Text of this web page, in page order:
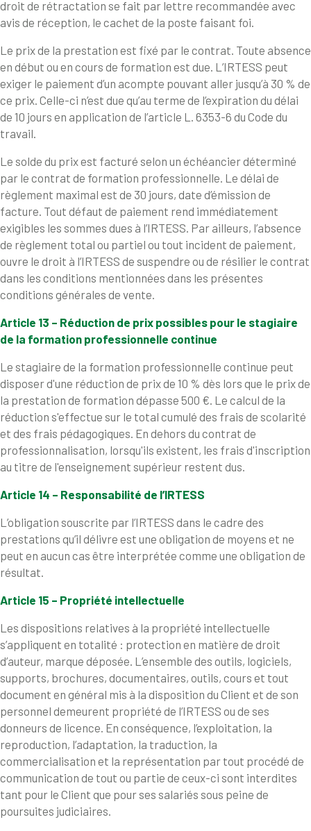
droit de rétractation se fait par lettre recommandée avec
avis de réception, le cachet de la poste faisant foi.
Le prix de la prestation est fixé par le contrat. Toute absence
en début ou en cours de formation est due. L’IRTESS peut
exiger le paiement d’un acompte pouvant aller jusqu’à 30 % de
ce prix. Celle-ci n’est due qu’au terme de l’expiration du délai
de 10 jours en application de l’article L. 6353-6 du Code du
travail.
Le solde du prix est facturé selon un échéancier déterminé
par le contrat de formation professionnelle. Le délai de
règlement maximal est de 30 jours, date d’émission de
facture. Tout défaut de paiement rend immédiatement
exigibles les sommes dues à l’IRTESS. Par ailleurs, l’absence
de règlement total ou partiel ou tout incident de paiement,
ouvre le droit à l’IRTESS de suspendre ou de résilier le contrat
dans les conditions mentionnées dans les présentes
conditions générales de vente.
Article 13 – Réduction de prix possibles pour le stagiaire
de la formation professionnelle continue
Le stagiaire de la formation professionnelle continue peut
disposer d'une réduction de prix de 10 % dès lors que le prix de
la prestation de formation dépasse 500 €. Le calcul de la
réduction s'effectue sur le total cumulé des frais de scolarité
et des frais pédagogiques. En dehors du contrat de
professionnalisation, lorsqu'ils existent, les frais d'inscription
au titre de l'enseignement supérieur restent dus.
Article 14 – Responsabilité de l’IRTESS
L’obligation souscrite par l’IRTESS dans le cadre des
prestations qu’il délivre est une obligation de moyens et ne
peut en aucun cas être interprétée comme une obligation de
résultat.
Article 15 – Propriété intellectuelle
Les dispositions relatives à la propriété intellectuelle
s’appliquent en totalité : protection en matière de droit
d’auteur, marque déposée. L’ensemble des outils, logiciels,
supports, brochures, documentaires, outils, cours et tout
document en général mis à la disposition du Client et de son
personnel demeurent propriété de l’IRTESS ou de ses
donneurs de licence. En conséquence, l’exploitation, la
reproduction, l’adaptation, la traduction, la
commercialisation et la représentation par tout procédé de
communication de tout ou partie de ceux-ci sont interdites
tant pour le Client que pour ses salariés sous peine de
poursuites judiciaires.